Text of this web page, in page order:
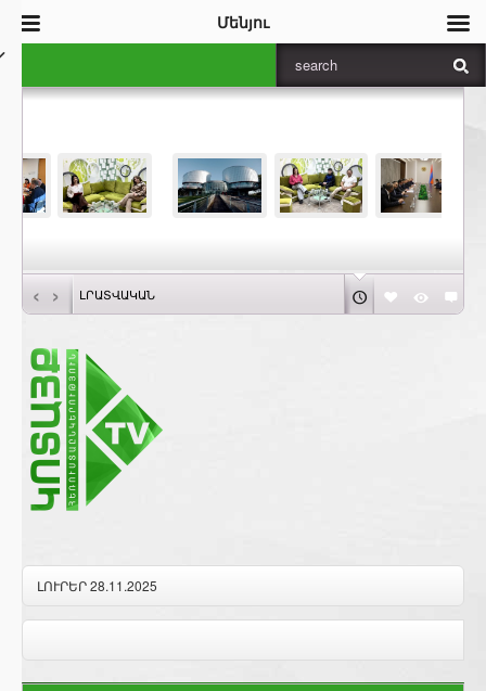
‹ › ԼՐԱՏՎԱԿԱՆ
ԼՈՒՐԵՐ 28.11.2025
Մենյու